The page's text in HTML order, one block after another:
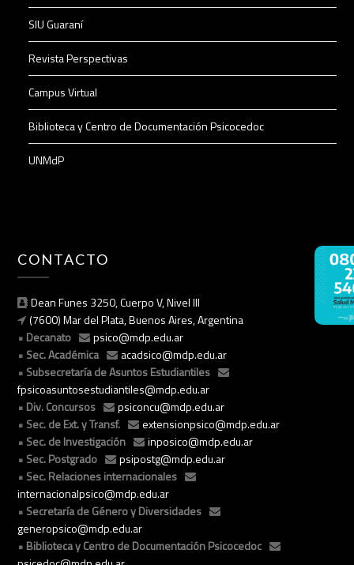
SIU Guaraní
Revista Perspectivas
Campus Virtual
Biblioteca y Centro de Documentación Psicocedoc
UNMdP
CONTACTO
Dean Funes 3250, Cuerpo V, Nivel III
(7600) Mar del Plata, Buenos Aires, Argentina
Decanato
psico@mdp.edu.ar
Sec. Académica
acadsico@mdp.edu.ar
Subsecretaría de Asuntos Estudiantiles
fpsicoasuntosestudiantiles@mdp.edu.ar
Div. Concursos
psiconcu@mdp.edu.ar
Sec. de Ext. y Transf.
extensionpsico@mdp.edu.ar
Sec. de Investigación
inposico@mdp.edu.ar
Sec. Postgrado
psipostg@mdp.edu.ar
Sec. Relaciones internacionales
internacionalpsico@mdp.edu.ar
Secretaría de Género y Diversidades
generopsico@mdp.edu.ar
Biblioteca y Centro de Documentación Psicocedoc